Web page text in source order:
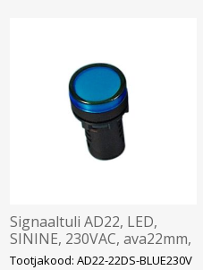
Signaaltuli AD22, LED,
SININE, 230VAC, ava22mm,
IP65, DELIXI
Tootjakood: AD22-22DS-BLUE230V